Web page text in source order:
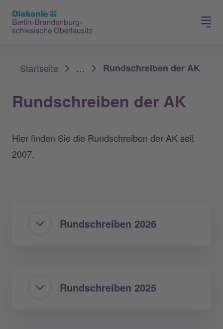
Presse
Startseite
… Rundschreiben der AK
Rundschreiben der AK
Hier finden Sie die Rundschreiben der AK seit
2007.
Rundschreiben 2026
Rundschreiben 2025